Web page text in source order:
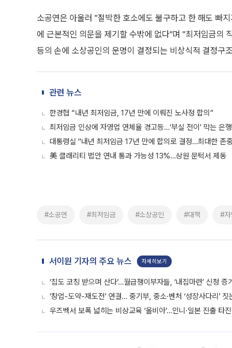
소공연은 아울러 "절박한 호소에도 불구하고 한 해도 빠
에 근본적인 의문을 제기할 수밖에 없다"며 "최저임금의
등의 손에 소상공인의 운명이 결정되는 비상식적 결정구
관련 뉴스
한경협 “내년 최저임금, 17년 만에 이뤄진 노사정 합의”
최저임금 인상에 자영업 연체율 경고등…‘부실 전이’ 막는 은
대통령실 "내년 최저임금 17년 만에 합의로 결정…최대한 존
美 클래리티 법안 연내 통과 가능성 13%…상원 문턱서 제동
#소공연 #최저임금 #소상공인 #대책 #자
서이원 기자의 주요 뉴스 자세히보기
‘집도 코칭 받으며 산다’…월급쟁이부자들, ‘내집마련’ 신청 증
‘창업-도약-재도전’ 연결… 중기부, 중소·벤처 ‘성장사다리’ 짓
우즈벡서 보폭 넓히는 비상교육 ‘올비아’…인니·일본 진출 타진